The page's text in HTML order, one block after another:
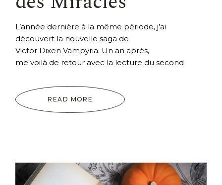
L’année dernière à la même période, j’ai
découvert la nouvelle saga de
Victor Dixen Vampyria. Un an après,
me voilà de retour avec la lecture du second
READ MORE